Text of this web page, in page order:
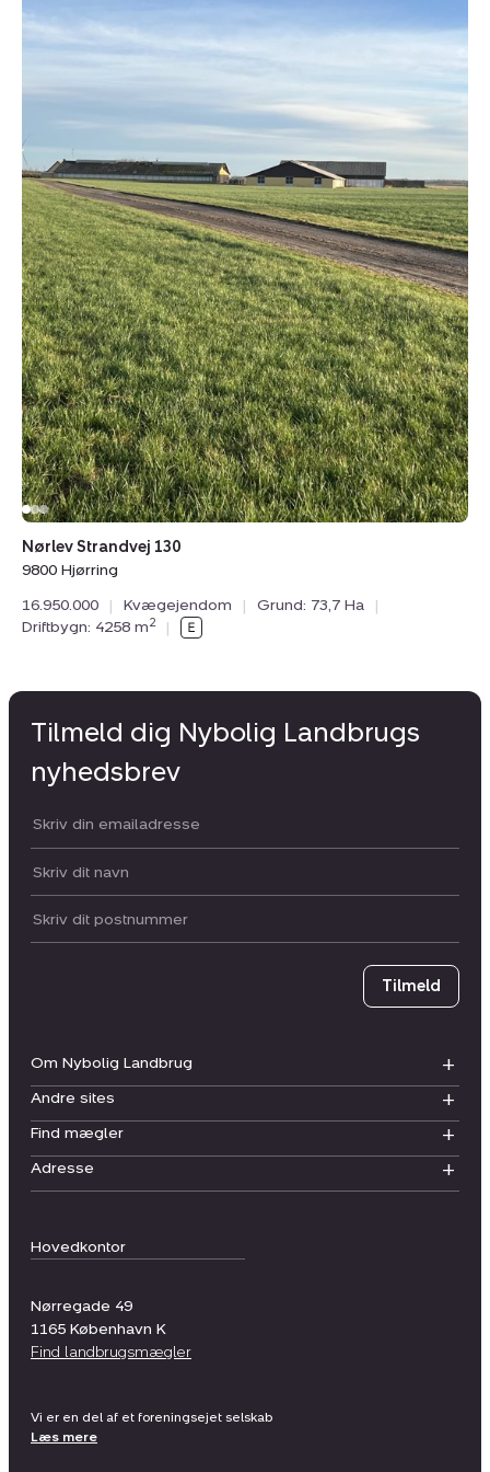
130,
9800
Nørlev Strandvej 130
9800 Hjørring
16.950.000
| Kvægejendom | Grund: 73,7 Ha
|
Driftbygn: 4258 m2 |
Hovedkontor
Nørregade 49
1165 København K
Find landbrugsmægler
Om Nybolig Landbrug
Andre sites
Find mægler
Adresse
Tilmeld dig Nybolig Landbrugs
nyhedsbrev
Din email:
Dit navn:
Postnummer
Tilmeld
Vi er en del af et foreningsejet selskab
Læs mere